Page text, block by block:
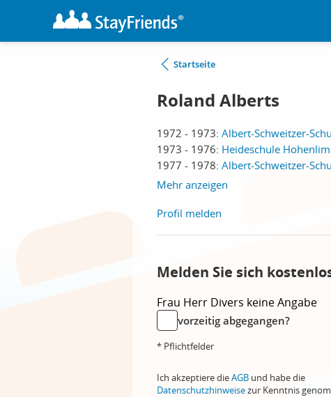
Startseite
Roland Alberts
1972 - 1973: Albert-Schweitzer-
1973 - 1976: Heideschule
1977 - 1978: Albert-Schweitzer-
Mehr anzeigen
Profil melden
Melden Sie sich
Frau Herr Divers keine Angabe
vorzeitig abgegangen?
* Pflichtfelder
Ich akzeptiere dieAGB und habe die
Datenschutzhinweisezur Kenntnis